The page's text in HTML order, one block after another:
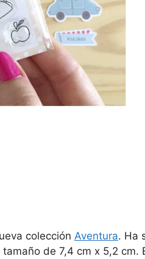
colección Aventura. Ha
de 7,4 cm x 5,2